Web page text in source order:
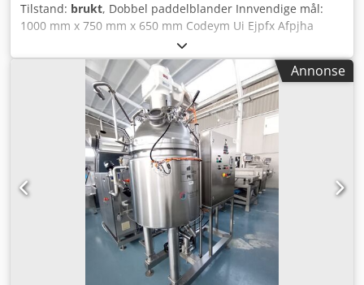
Tilstand: brukt, Dobbel paddelblander Innvendige mål:
1000 mm x 750 mm x 650 mm Codeym Ui Ejpfx Afpjha
Totale mål: 1500 mm x 1040 mm x 1770 mm I god
driftsmessig stand Fullt rustfritt stål
Annonse